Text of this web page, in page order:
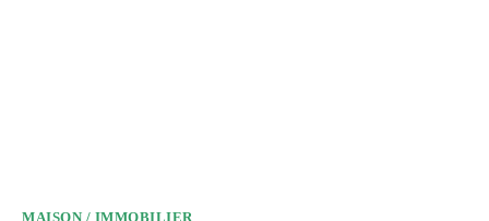
MAISON / IMMOBILIER